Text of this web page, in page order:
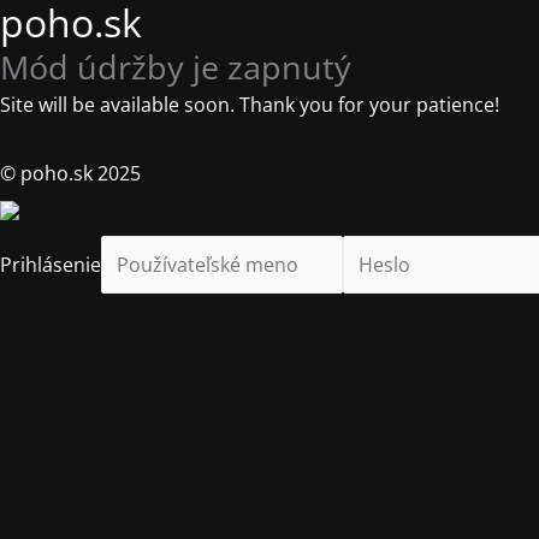
poho.sk
Mód údržby je zapnutý
Site will be available soon. Thank you for your patience!
© poho.sk 2025
Prihlásenie